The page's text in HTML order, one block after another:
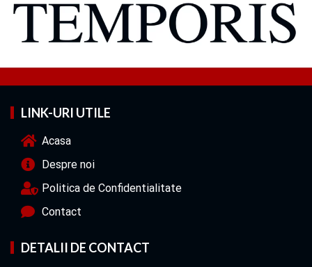
LINK-URI UTILE
Acasa
Despre noi
Politica de Confidentialitate
Contact
DETALII DE CONTACT